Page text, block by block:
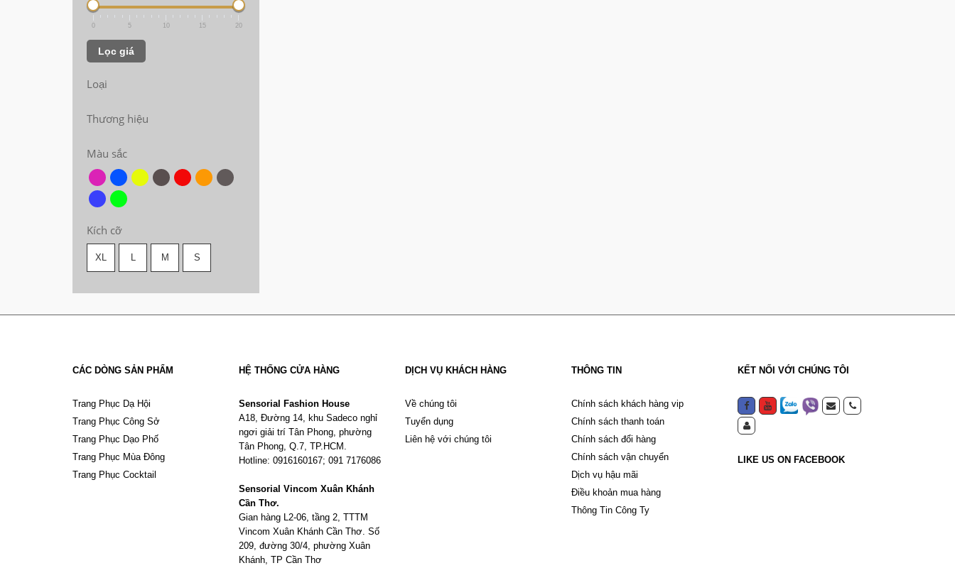
0 5 10 15 20
Lọc giá
Loại
Thương hiệu
Màu sắc
Kích cỡ
XL L M S
CÁC DÒNG SẢN PHẨM
Trang Phục Dạ Hội
Trang Phục Công Sở
Trang Phục Dạo Phố
Trang Phục Mùa Đông
Trang Phục Cocktail
HỆ THỐNG CỬA HÀNG
Sensorial Fashion House
A18, Đường 14, khu Sadeco nghỉ
ngơi giải trí Tân Phong, phường
Tân Phong, Q.7, TP.HCM.
Hotline: 0916160167; 091 7176086
Sensorial Vincom Xuân Khánh
Cần Thơ.
Gian hàng L2-06, tầng 2, TTTM
Vincom Xuân Khánh Cần Thơ. Số
209, đường 30/4, phường Xuân
Khánh, TP Cần Thơ
DỊCH VỤ KHÁCH HÀNG
Về chúng tôi
Tuyển dụng
Liên hệ với chúng tôi
THÔNG TIN
Chính sách khách hàng vip
Chính sách thanh toán
Chính sách đổi hàng
Chính sách vận chuyển
Dịch vụ hậu mãi
Điều khoản mua hàng
Thông Tin Công Ty
KẾT NỐI VỚI CHÚNG TÔI
LIKE US ON FACEBOOK